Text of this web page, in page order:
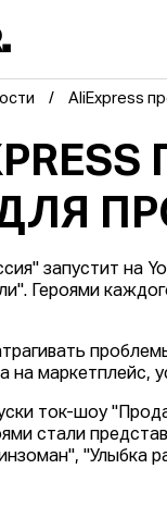
AliExpress
запустит на
Героями
на маркетплейс,
ток-шоу
стали
"Улыбка